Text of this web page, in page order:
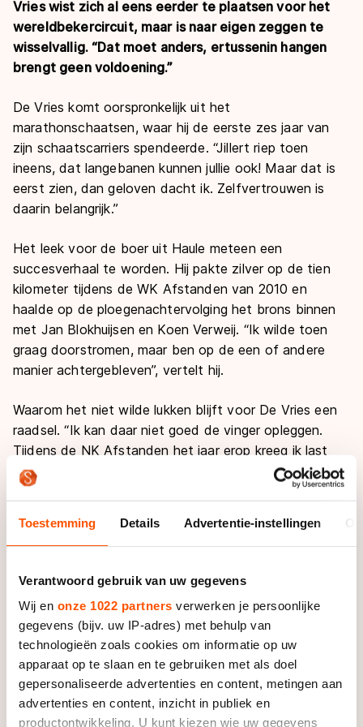
Toestemming Details Advertentie-instellingen
Verantwoord gebruik van uw gegevens
Wij en onze 1022 partners verwerken je persoonlijke
gegevens (bijv. uw IP-adres) met behulp van
technologieën zoals cookies om informatie op uw
apparaat op te slaan en te gebruiken met als doel
gepersonaliseerde advertenties en content, metingen aan
advertenties en content, inzicht in publiek en
productontwikkeling. U kunt kiezen wie uw gegevens
Vries wist zich al eens eerder te plaatsen voor het
wereldbekercircuit, maar is naar eigen zeggen te
wisselvallig. “Dat moet anders, ertussenin hangen
brengt geen voldoening.”
De Vries komt oorspronkelijk uit het
marathonschaatsen, waar hij de eerste zes jaar van
zijn schaatscarriers spendeerde. “Jillert riep toen
ineens, dat langebanen kunnen jullie ook! Maar dat is
eerst zien, dan geloven dacht ik. Zelfvertrouwen is
daarin belangrijk.”
Het leek voor de boer uit Haule meteen een
succesverhaal te worden. Hij pakte zilver op de tien
kilometer tijdens de WK Afstanden van 2010 en
haalde op de ploegenachtervolging het brons binnen
met Jan Blokhuijsen en Koen Verweij. “Ik wilde toen
graag doorstromen, maar ben op de een of andere
manier achtergebleven”, vertelt hij.
Waarom het niet wilde lukken blijft voor De Vries een
raadsel. “Ik kan daar niet goed de vinger opleggen.
Tijdens de NK Afstanden het jaar erop kreeg ik last
van een rugblessure, maar ik heb ook weleens gedacht
dat het iets mentaals kon zijn, maar ik heb geen
De rugproblemen zijn verleden tijd en De Vries voelt
binnen te slepen, toch? “Ik wil heel graag, maar het
gevoel van moeten is weg. Dat had ik vroeger wel.”
“Ik zit nu al een paar jaar in hetzelfde schuitje. Bij tijd
en wijlen zit het erin, maar het is frustrerend wanneer
je dan weer nét niet goed genoeg bent. Fysiek ben ik
goed, alleen ontspanning vinden op de vijf en tien is